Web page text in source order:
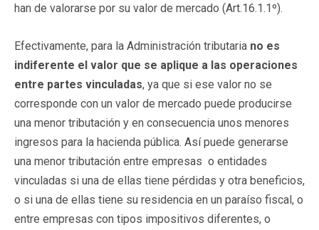
han de valorarse por su valor de mercado (Art.16.1.1º).
Efectivamente, para la Administración tributaria no es
indiferente el valor que se aplique a las operaciones
entre partes vinculadas, ya que si ese valor no se
corresponde con un valor de mercado puede producirse
una menor tributación y en consecuencia unos menores
ingresos para la hacienda pública. Así puede generarse
una menor tributación entre empresas o entidades
vinculadas si una de ellas tiene pérdidas y otra beneficios,
o si una de ellas tiene su residencia en un paraíso fiscal, o
entre empresas con tipos impositivos diferentes, o